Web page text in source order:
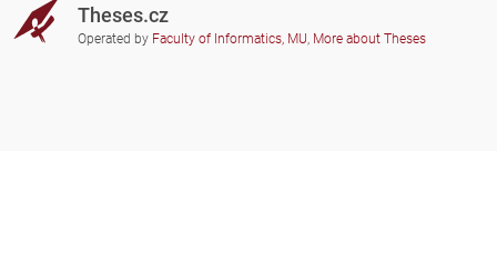
Theses.cz
Operated by Faculty of Informatics, MU, More about Theses